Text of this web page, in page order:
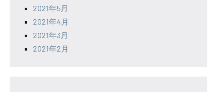
2021年5月
2021年4月
2021年3月
2021年2月